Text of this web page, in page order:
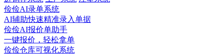
俭俭AI录单系统
AI辅助快速精准录入单据
俭俭AI报价单助手
一键报价，轻松拿单
俭俭仓库可视化系统